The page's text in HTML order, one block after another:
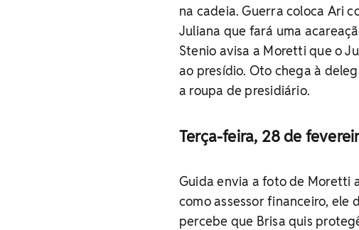
na cadeia. Guerra coloca Ari
Juliana que fará uma
Stenio avisa a Moretti que o
ao presídio. Oto chega à
a roupa de presidiário.
Terça-feira, 28 de
Guida envia a foto de Moretti
como assessor financeiro, ele
percebe que Brisa quis